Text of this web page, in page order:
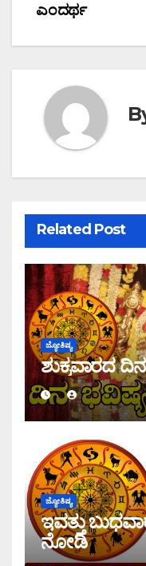
ಎಂದರ್ಥ
Related Post
ಜ್ಯೋತಿಷ್ಯ
ಶುಕ್ರವಾರದ
ಜ್ಯೋತಿಷ್ಯ
ಇವತ್ತು
ನೋಡಿ